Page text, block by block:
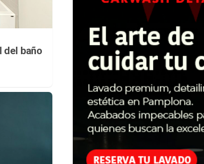
del baño